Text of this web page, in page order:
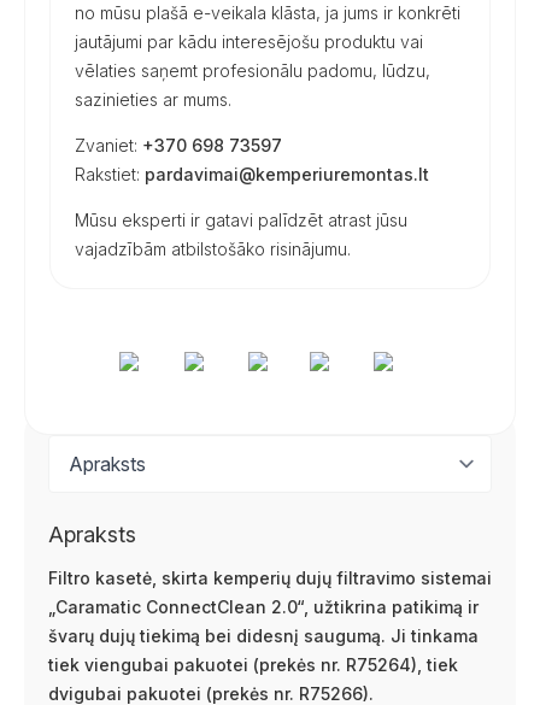
no mūsu plašā e-veikala klāsta, ja jums ir konkrēti
jautājumi par kādu interesējošu produktu vai
vēlaties saņemt profesionālu padomu, lūdzu,
sazinieties ar mums.
Zvaniet: +370 698 73597
Rakstiet: pardavimai@kemperiuremontas.lt
Mūsu eksperti ir gatavi palīdzēt atrast jūsu
vajadzībām atbilstošāko risinājumu.
Apraksts
Filtro kasetė, skirta kemperių dujų filtravimo sistemai
„Caramatic ConnectClean 2.0“, užtikrina patikimą ir
švarų dujų tiekimą bei didesnį saugumą. Ji tinkama
tiek viengubai pakuotei (prekės nr. R75264), tiek
dvigubai pakuotei (prekės nr. R75266).